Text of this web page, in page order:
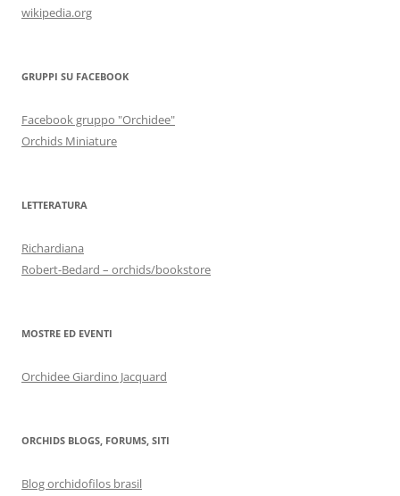
wikipedia.org
GRUPPI SU FACEBOOK
Facebook gruppo "Orchidee"
Orchids Miniature
LETTERATURA
Richardiana
Robert-Bedard – orchids/bookstore
MOSTRE ED EVENTI
Orchidee Giardino Jacquard
ORCHIDS BLOGS, FORUMS, SITI
Blog orchidofilos brasil